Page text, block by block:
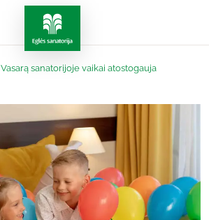
Vasarą sanatorijoje vaikai atostogauja